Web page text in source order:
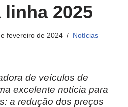
2025
fevereiro de 2024 Notícias
de veículos de
excelente notícia para
a redução dos preços